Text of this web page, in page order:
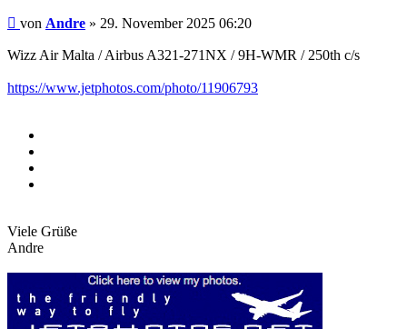
Beitrag
von Andre » 29. November 2025 06:20
Wizz Air Malta / Airbus A321-271NX / 9H-WMR / 250th c/s
https://www.jetphotos.com/photo/11906793
Viele Grüße
Andre